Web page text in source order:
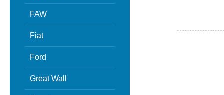
FAW
Fiat
Ford
Great Wall